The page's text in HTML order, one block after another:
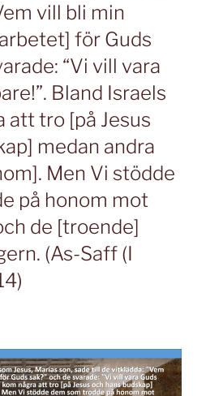
vill bli min
för Guds
“Vi vill vara
Bland Israels
att tro [på Jesus
medan andra
Men Vi stödde
på honom mot
de [troende]
(As-Saff (I